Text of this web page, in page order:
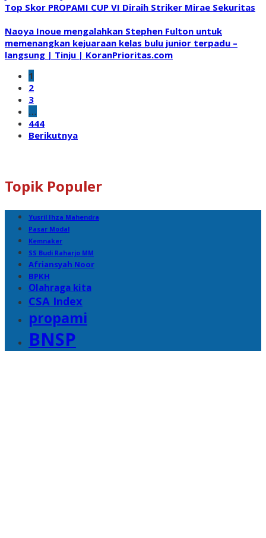
Top Skor PROPAMI CUP VI Diraih Striker Mirae Sekuritas
Naoya Inoue mengalahkan Stephen Fulton untuk
memenangkan kejuaraan kelas bulu junior terpadu –
langsung | Tinju | KoranPrioritas.com
1
2
3
…
444
Berikutnya
Topik Populer
Yusril Ihza Mahendra
Pasar Modal
Kemnaker
SS Budi Raharjo MM
Afriansyah Noor
BPKH
Olahraga kita
CSA Index
propami
BNSP